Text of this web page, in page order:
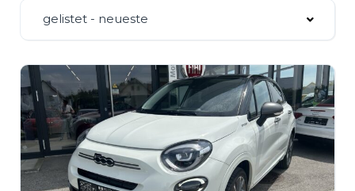
gelistet - neueste